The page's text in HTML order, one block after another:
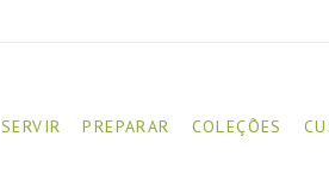
SERVIR PREPARAR COLEÇÕES